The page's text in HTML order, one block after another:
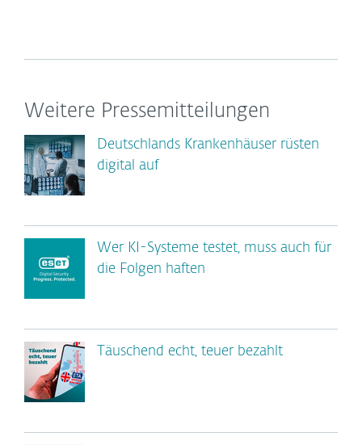
Weitere Pressemitteilungen
Deutschlands Krankenhäuser rüsten
digital auf
Wer KI-Systeme testet, muss auch für
die Folgen haften
Täuschend echt, teuer bezahlt